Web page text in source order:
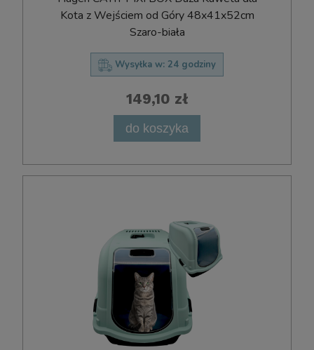
Kota z Wejściem od Góry 48x41x52cm
Szaro-biała
Wysyłka w: 24 godziny
149,10 zł
do koszyka